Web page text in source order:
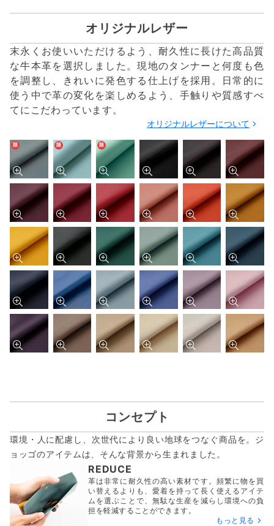
オリジナルレザー
末永くお使いいただけるよう、耐久性に長けた高品質
な牛本革を選択しました。現地のタンナーと何度も色
を調整し、きれいに発色する仕上げを採用。日常的に
使う中で革の変化を楽しめるよう、手触りや質感すべ
てにこだわっています。
オリジナルレザーについて
限 限 限
コンセプト
環境・人に配慮し、次世代により良い地球をつなぐ商品を。ジ
ョッゴのアイテムは、 そんな背景から生まれました。
REDUCE
革は非常に耐久性の高い素材です。頻繁に物を買
い替えるよりも、愛着を持って長く使えるアイテ
ムを選ぶことで、無駄な生産を減らし環境への負
担を軽減することができます。
もっと見る